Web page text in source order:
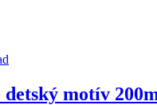
detský motív